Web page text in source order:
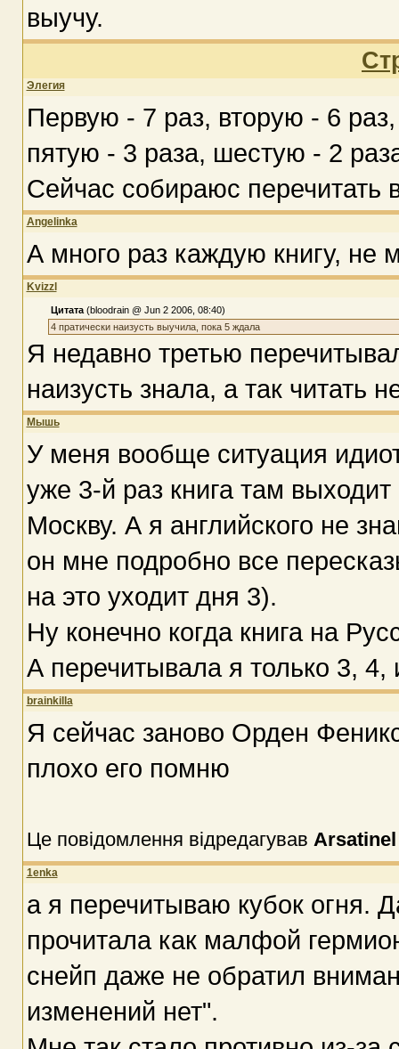
выучу.
Элегия
Первую - 7 раз, вторую - 6
пятую - 3 раза, шестую - 2
Сейчас собираюс перечитать
Angelinka
А много раз каждую книгу, не
Kvizzl
Цитата (bloodrain @ Jun 2 2006, 08:40)
4 пратически наизусть выучила, пока 5 ждала
Я недавно третью
наизусть знала, а так читать
Мышь
У меня вообще ситуация
уже 3-й раз книга там
Москву. А я английского не
он мне подробно все
на это уходит дня 3).
Ну конечно когда книга на
А перечитывала я только 3,
brainkilla
Я сейчас заново Орден
плохо его помню
Це повідомлення відредагував Arsatinel
1enka
а я перечитываю кубок огня.
прочитала как малфой
снейп даже не обратил
изменений нет".